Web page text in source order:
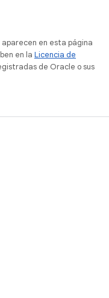
en esta página
en la Licencia de
de Oracle o sus